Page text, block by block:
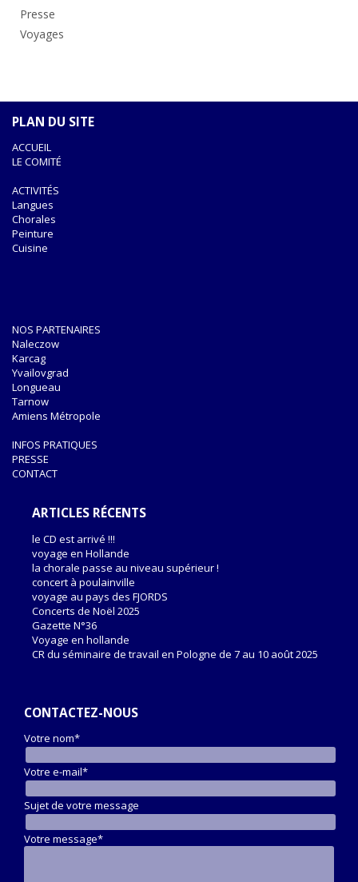
Presse
Voyages
PLAN DU SITE
ACCUEIL
LE COMITÉ
ACTIVITÉS
Langues
Chorales
Peinture
Cuisine
NOS PARTENAIRES
Naleczow
Karcag
Yvailovgrad
Longueau
Tarnow
Amiens Métropole
INFOS PRATIQUES
PRESSE
CONTACT
ARTICLES RÉCENTS
le CD est arrivé !!!
voyage en Hollande
la chorale passe au niveau supérieur !
concert à poulainville
voyage au pays des FJORDS
Concerts de Noël 2025
Gazette N°36
Voyage en hollande
CR du séminaire de travail en Pologne de 7 au 10 août 2025
CONTACTEZ-NOUS
Votre nom*
Votre e-mail*
Sujet de votre message
Votre message*